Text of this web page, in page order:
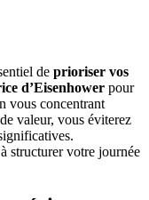
de prioriser vos
d’Eisenhower pour
vous concentrant
valeur, vous éviterez
structurer votre journée